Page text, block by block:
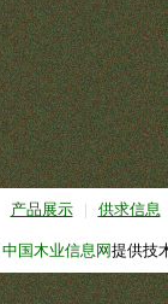
产品展示 | 供求信息
中国木业信息网提供技